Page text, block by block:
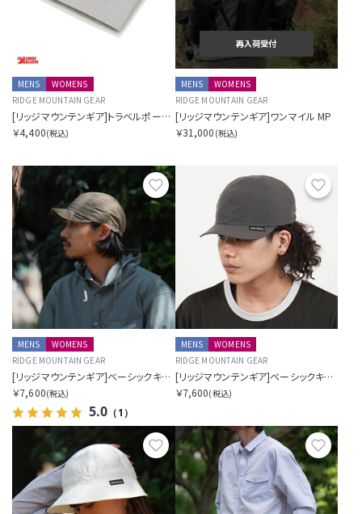
MENS
WOMENS
RIDGE MOUNTAIN GEAR
[リッジマウンテンギア]トラベルポーチプラス
￥4,400(税込)
再入荷受付
MENS
WOMENS
RIDGE MOUNTAIN GEAR
[リッジマウンテンギア]ワンマイル MP
￥31,000 (税込)
お気に入り
MENS
WOMENS
RIDGE MOUNTAIN GEAR
[リッジマウンテンギア]ベーシックキャップ 2026
￥7,600(税込)
5.0 （1）
MENS
WOMENS
RIDGE MOUNTAIN GEAR
[リッジマウンテンギア]ベーシックキャップエクストラ 2026
￥7,600(税込)
お気に入り お気